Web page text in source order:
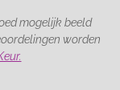
mogelijk beeld
worden